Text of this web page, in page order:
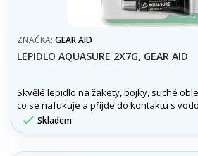
ZNAČKA: GEAR AID
LEPIDLO AQUASURE 2X7G, GEAR AID
Skvělé lepidlo na žakety, bojky, suché
co se nafukuje a přijde do kontaktu s
 Skladem